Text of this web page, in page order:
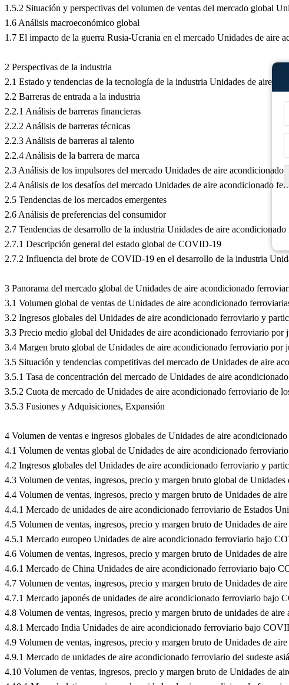
1.5.2 Situación y perspectivas del volumen de ventas del mercado global
1.6 Análisis macroeconómico global
1.7 El impacto de la guerra Rusia-Ucrania en el mercado Unidades de aire
2 Perspectivas de la industria
2.1 Estado y tendencias de la tecnología de la industria Unidades de aire
2.2 Barreras de entrada a la industria
2.2.1 Análisis de barreras financieras
2.2.2 Análisis de barreras técnicas
2.2.3 Análisis de barreras al talento
2.2.4 Análisis de la barrera de marca
2.3 Análisis de los impulsores del mercado Unidades de aire acondicionado
2.4 Análisis de los desafíos del mercado Unidades de aire acondicionado
2.5 Tendencias de los mercados emergentes
2.6 Análisis de preferencias del consumidor
2.7 Tendencias de desarrollo de la industria Unidades de aire
2.7.1 Descripción general del estado global de COVID-19
2.7.2 Influencia del brote de COVID-19 en el desarrollo de la industria
3 Panorama del mercado global de Unidades de aire acondicionado
3.1 Volumen global de ventas de Unidades de aire acondicionado
3.2 Ingresos globales del Unidades de aire acondicionado ferroviario y
3.3 Precio medio global del Unidades de aire acondicionado ferroviario por
3.4 Margen bruto global de Unidades de aire acondicionado ferroviario por
3.5 Situación y tendencias competitivas del mercado de Unidades de aire
3.5.1 Tasa de concentración del mercado de Unidades de aire
3.5.2 Cuota de mercado de Unidades de aire acondicionado ferroviario de
3.5.3 Fusiones y Adquisiciones, Expansión
4 Volumen de ventas e ingresos globales de Unidades de aire
4.1 Volumen de ventas global de Unidades de aire acondicionado
4.2 Ingresos globales del Unidades de aire acondicionado ferroviario y
4.3 Volumen de ventas, ingresos, precio y margen bruto global de
4.4 Volumen de ventas, ingresos, precio y margen bruto de Unidades de
4.4.1 Mercado de unidades de aire acondicionado ferroviario de Estados
4.5 Volumen de ventas, ingresos, precio y margen bruto de Unidades de
4.5.1 Mercado europeo Unidades de aire acondicionado ferroviario bajo
4.6 Volumen de ventas, ingresos, precio y margen bruto de Unidades de
4.6.1 Mercado de China Unidades de aire acondicionado ferroviario bajo
4.7 Volumen de ventas, ingresos, precio y margen bruto de Unidades de
4.7.1 Mercado japonés de unidades de aire acondicionado ferroviario bajo
4.8 Volumen de ventas, ingresos, precio y margen bruto de unidades de
4.8.1 Mercado India Unidades de aire acondicionado ferroviario bajo
4.9 Volumen de ventas, ingresos, precio y margen bruto de Unidades de
4.9.1 Mercado de unidades de aire acondicionado ferroviario del sudeste
4.10 Volumen de ventas, ingresos, precio y margen bruto de Unidades de